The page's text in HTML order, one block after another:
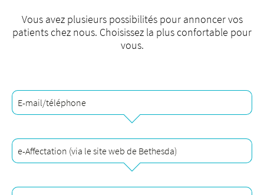
Blog
Adresse de référence
Personnes
Événements & cours
Vous avez plusieurs possibilités pour annoncer vos
patients chez nous. Choisissez la plus confortable pour
vous.
E-mail/téléphone
de 13:00 à 17:00
e-Affectation (via le site web de Bethesda)